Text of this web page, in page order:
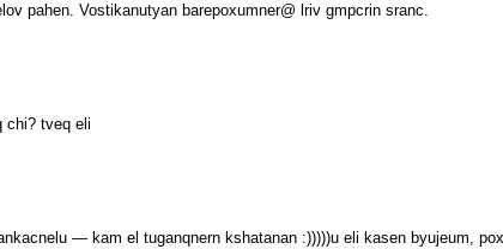
pahen. Vostikanutyan barepoxumner@ lriv gmpcrin sranc.
chi? tveq eli
— kam el tuganqnern kshatanan :)))))u eli kasen byujeum,